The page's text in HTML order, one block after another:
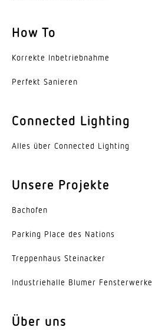
How To
Korrekte Inbe­trieb­nahme
Perfekt Sanieren
Connected Lighting
Alles über Connected Lighting
Unsere Projekte
Bachofen
Parking Place des Nations
Trep­penhaus Steinacker
Indus­trie­halle Blumer Fensterwerke
Über uns